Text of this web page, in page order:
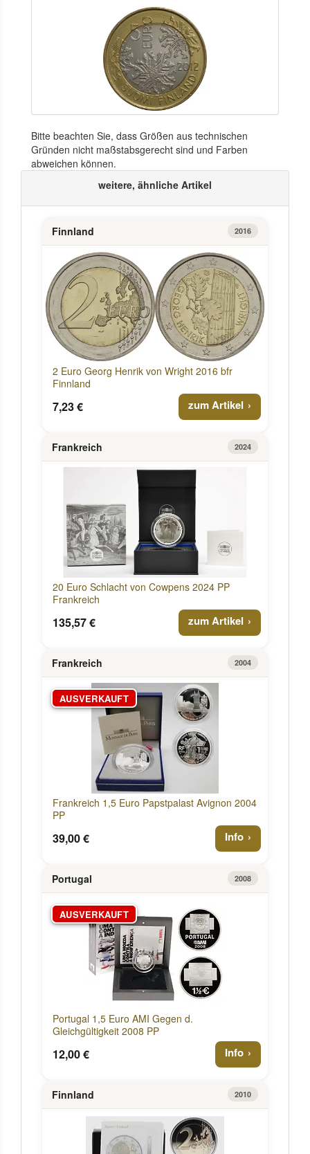
Bitte beachten Sie, dass Größen aus technischen
Gründen nicht maßstabsgerecht sind und Farben
abweichen können.
weitere, ähnliche Artikel
Finnland 2016
2 Euro Georg Henrik von Wright 2016 bfr
Finnland
7,23 € zum Artikel
Frankreich 2024
20 Euro Schlacht von Cowpens 2024 PP
Frankreich
135,57 € zum Artikel
Frankreich 2004
AUSVERKAUFT
Frankreich 1,5 Euro Papstpalast Avignon 2004
PP
39,00 € Info
Portugal 2008
AUSVERKAUFT
Portugal 1,5 Euro AMI Gegen d.
Gleichgültigkeit 2008 PP
12,00 € Info
Finnland 2010